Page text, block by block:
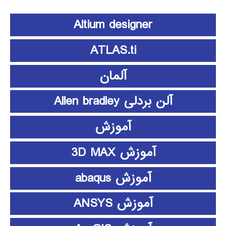
Altium designer
ATLAS.ti
آلمان
آلن بردلی Allen bradley
آموزش
آموزش 3D MAX
آموزش abaqus
آموزش ANSYS